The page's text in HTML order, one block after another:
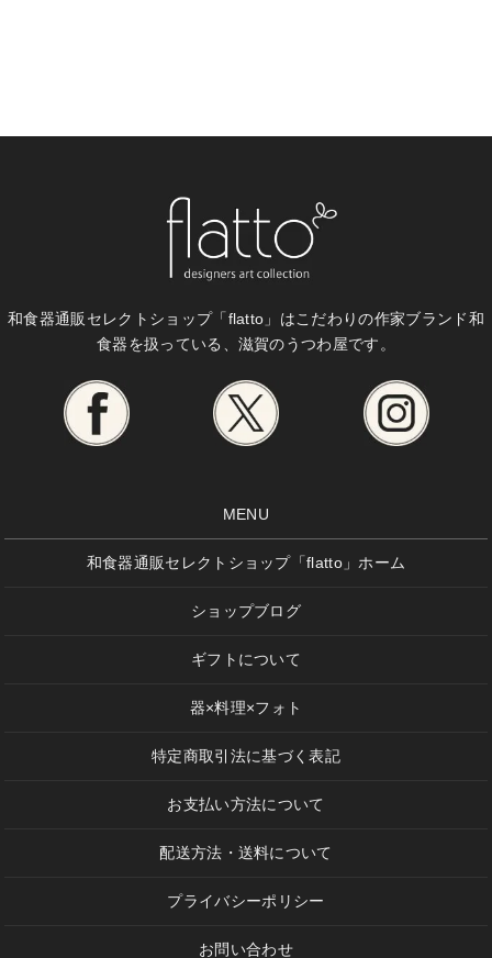
和食器通販セレクトショップ「flatto」はこだわりの作家ブランド和
食器を扱っている、滋賀のうつわ屋です。
MENU
和食器通販セレクトショップ「flatto」ホーム
ショップブログ
ギフトについて
器×料理×フォト
特定商取引法に基づく表記
お支払い方法について
配送方法・送料について
プライバシーポリシー
お問い合わせ